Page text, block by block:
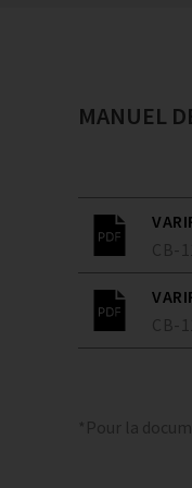
MANUEL
CB-
CB-
*Pour la